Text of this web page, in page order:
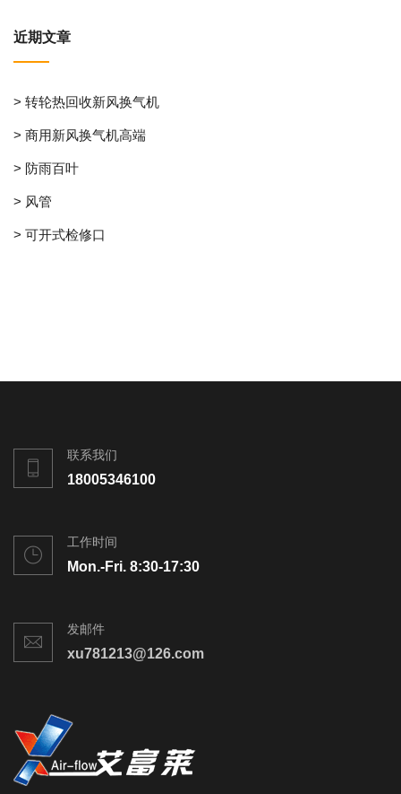
近期文章
> 转轮热回收新风换气机
> 商用新风换气机高端
> 防雨百叶
> 风管
> 可开式检修口
联系我们
18005346100
工作时间
Mon.-Fri. 8:30-17:30
发邮件
xu781213@126.com